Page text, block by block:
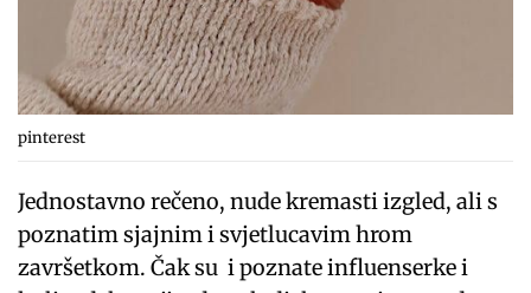
pinterest
Jednostavno rečeno, nude kremasti izgled, ali s
poznatim sjajnim i svjetlucavim hrom
završetkom. Čak su i poznate influenserke i